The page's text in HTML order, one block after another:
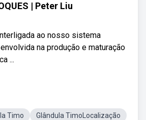
| Peter Liu
ao nosso sistema
na produção e maturação
...
Timo
Glândula TimoLocalização